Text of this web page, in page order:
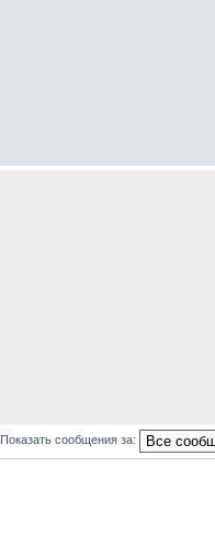
Показать сообщения за: